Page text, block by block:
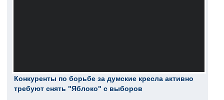
Конкуренты по борьбе за думские кресла активно
требуют снять "Яблоко" с выборов